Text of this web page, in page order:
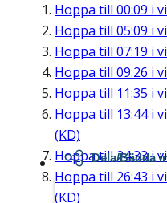
Hoppa till 00:09 i
Hoppa till 05:09 i
Hoppa till 07:19 i
Hoppa till 09:26 i
Hoppa till 11:35 i
Hoppa till 13:44i
(KD)
Hoppa till24:33i
Hoppa till 26:43 i
(KD)
Dela/Bädda